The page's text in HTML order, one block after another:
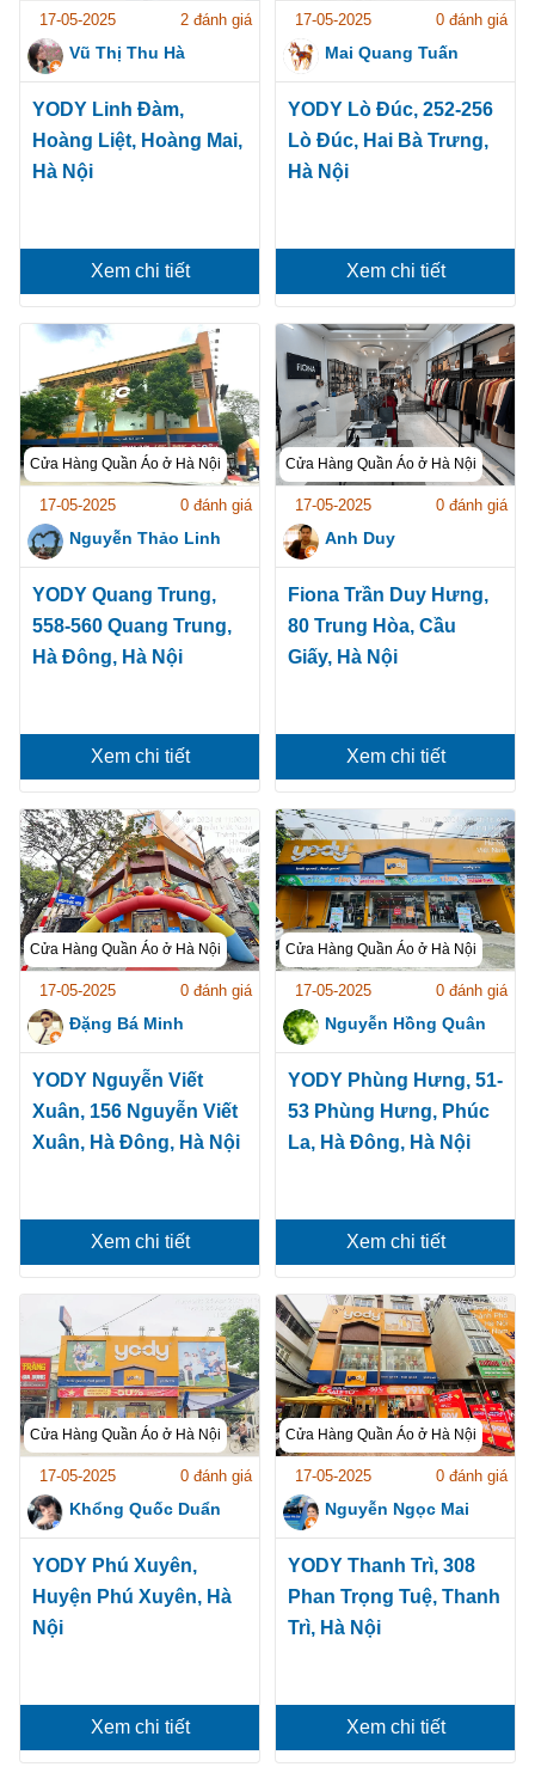
17-05-2025 2 đánh giá
Vũ Thị Thu Hà
YODY Linh Đàm,
Hoàng Liệt, Hoàng Mai,
Hà Nội
Xem chi tiết
17-05-2025 0 đánh giá
Mai Quang Tuấn
YODY Lò Đúc, 252-256
Lò Đúc, Hai Bà Trưng,
Hà Nội
Xem chi tiết
Cửa Hàng Quần Áo ở Hà Nội
17-05-2025 0 đánh giá
Nguyễn Thảo Linh
YODY Quang Trung,
558-560 Quang Trung,
Hà Đông, Hà Nội
Xem chi tiết
Cửa Hàng Quần Áo ở Hà Nội
17-05-2025 0 đánh giá
Anh Duy
Fiona Trần Duy Hưng,
80 Trung Hòa, Cầu
Giấy, Hà Nội
Xem chi tiết
Cửa Hàng Quần Áo ở Hà Nội
17-05-2025 0 đánh giá
Đặng Bá Minh
YODY Nguyễn Viết
Xuân, 156 Nguyễn Viết
Xuân, Hà Đông, Hà Nội
Xem chi tiết
Cửa Hàng Quần Áo ở Hà Nội
17-05-2025 0 đánh giá
Nguyễn Hồng Quân
YODY Phùng Hưng, 51-
53 Phùng Hưng, Phúc
La, Hà Đông, Hà Nội
Xem chi tiết
Cửa Hàng Quần Áo ở Hà Nội
17-05-2025 0 đánh giá
Khổng Quốc Duẩn
YODY Phú Xuyên,
Huyện Phú Xuyên, Hà
Nội
Xem chi tiết
Cửa Hàng Quần Áo ở Hà Nội
17-05-2025 0 đánh giá
Nguyễn Ngọc Mai
YODY Thanh Trì, 308
Phan Trọng Tuệ, Thanh
Trì, Hà Nội
Xem chi tiết